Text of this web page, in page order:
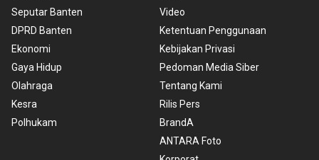
Seputar Banten
DPRD Banten
Ekonomi
Gaya Hidup
Olahraga
Kesra
Polhukam
Video
Ketentuan Penggunaan
Kebijakan Privasi
Pedoman Media Siber
Tentang Kami
Rilis Pers
BrandA
ANTARA Foto